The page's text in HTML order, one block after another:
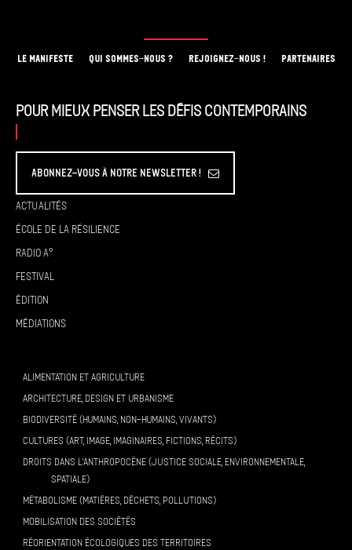
LE MANIFESTE QUI SOMMES-NOUS ? REJOIGNEZ-NOUS ! PARTENAIRES
Pour mieux penser les défis contemporains
Abonnez-vous à Notre Newsletter !
Actualités
École de la résilience
Radio A°
Festival
Édition
Médiations
ALIMENTATION ET AGRICULTURE
ARCHITECTURE, DESIGN ET URBANISME
BIODIVERSITÉ (HUMAINS, NON-HUMAINS, VIVANTS)
CULTURES (ART, IMAGE, IMAGINAIRES, FICTIONS, RÉCITS)
DROITS DANS L’ANTHROPOCÈNE (JUSTICE SOCIALE, ENVIRONNEMENTALE,
SPATIALE)
MÉTABOLISME (MATIÈRES, DÉCHETS, POLLUTIONS)
MOBILISATION DES SOCIÉTÉS
RÉORIENTATION ÉCOLOGIQUES DES TERRITOIRES